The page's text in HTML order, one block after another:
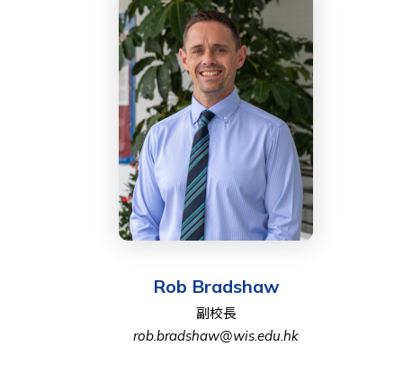
Rob Bradshaw
副校長
rob.bradshaw@wis.edu.hk